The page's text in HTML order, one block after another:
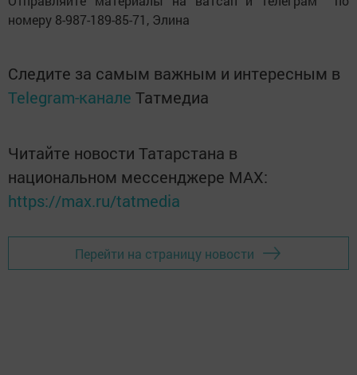
номеру 8-987-189-85-71, Элина
Следите за самым важным и интересным в
Telegram-канале Татмедиа
Читайте новости Татарстана в
национальном мессенджере MАХ:
https://max.ru/tatmedia
Перейти на страницу новости